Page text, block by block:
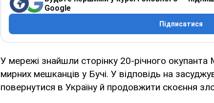
Google
Підписатися
У мережі знайшли сторінку 20-річного
мирних мешканців у Бучі. У відповідь на
повернутися в Україну й продовжити скоєння